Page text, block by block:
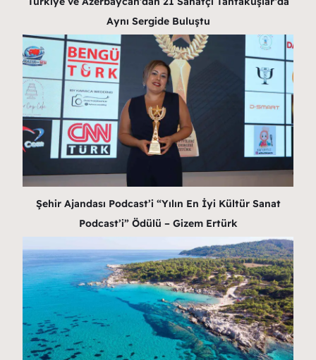
Aynı Sergide Buluştu
Şehir Ajandası Podcast’i “Yılın En İyi Kültür Sanat
Podcast’i” Ödülü – Gizem Ertürk